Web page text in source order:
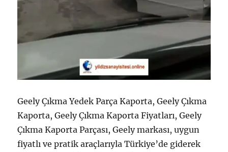
Geely Çıkma Yedek Parça Kaporta, Geely Çıkma
Kaporta, Geely Çıkma Kaporta Fiyatları, Geely
Çıkma Kaporta Parçası, Geely markası, uygun
fiyatlı ve pratik araçlarıyla Türkiye’de giderek